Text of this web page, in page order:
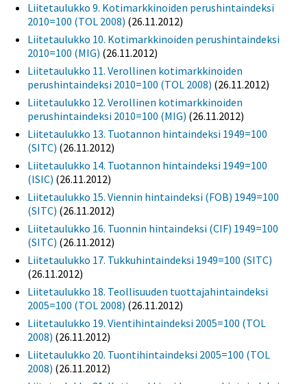
Liitetaulukko 9. Kotimarkkinoiden perushintaindeksi
2010=100 (TOL 2008) (26.11.2012)
Liitetaulukko 10. Kotimarkkinoiden perushintaindeksi
2010=100 (MIG) (26.11.2012)
Liitetaulukko 11. Verollinen kotimarkkinoiden
perushintaindeksi 2010=100 (TOL 2008) (26.11.2012)
Liitetaulukko 12. Verollinen kotimarkkinoiden
perushintaindeksi 2010=100 (MIG) (26.11.2012)
Liitetaulukko 13. Tuotannon hintaindeksi 1949=100
(SITC) (26.11.2012)
Liitetaulukko 14. Tuotannon hintaindeksi 1949=100
(ISIC) (26.11.2012)
Liitetaulukko 15. Viennin hintaindeksi (FOB) 1949=100
(SITC) (26.11.2012)
Liitetaulukko 16. Tuonnin hintaindeksi (CIF) 1949=100
(SITC) (26.11.2012)
Liitetaulukko 17. Tukkuhintaindeksi 1949=100 (SITC)
(26.11.2012)
Liitetaulukko 18. Teollisuuden tuottajahintaindeksi
2005=100 (TOL 2008) (26.11.2012)
Liitetaulukko 19. Vientihintaindeksi 2005=100 (TOL
2008) (26.11.2012)
Liitetaulukko 20. Tuontihintaindeksi 2005=100 (TOL
2008) (26.11.2012)